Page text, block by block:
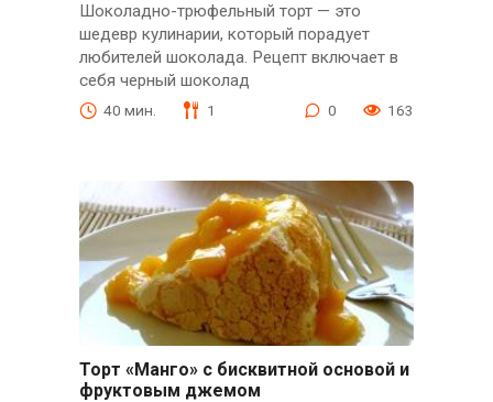
Шоколадно-трюфельный торт — это
шедевр кулинарии, который порадует
любителей шоколада. Рецепт включает в
себя черный шоколад
40 мин. 1 0 163
Торт «Манго» с бисквитной основой и
фруктовым джемом